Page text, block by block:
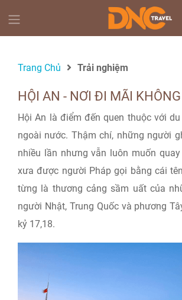
Trang Chủ Trải nghiệm
HỘI AN - NƠI ĐI MÃI
Hội An là điểm đến quen thuộc với
ngoài nước. Thậm chí, những người
nhiều lần nhưng vẫn luôn muốn
xưa được người Pháp gọi bằng cái
từng là thương cảng sầm uất của
người Nhật, Trung Quốc và phương
kỷ 17,18.